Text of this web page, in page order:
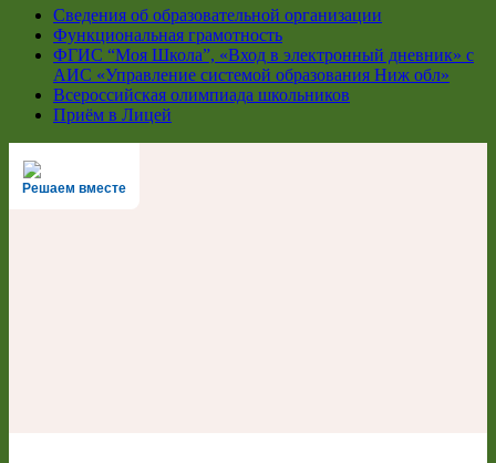
Сведения об образовательной организации
Функциональная грамотность
ФГИС “Моя Школа”, «Вход в электронный дневник» с
АИС «Управление системой образования Ниж обл»
Всероссийская олимпиада школьников
Приём в Лицей
Решаем вместе